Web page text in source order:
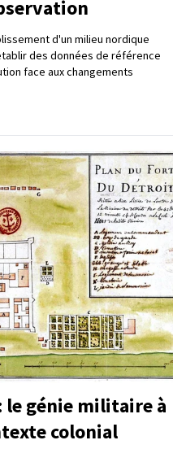
d'un milieu nordique
des données de référence
face aux changements
le génie militaire à
colonial